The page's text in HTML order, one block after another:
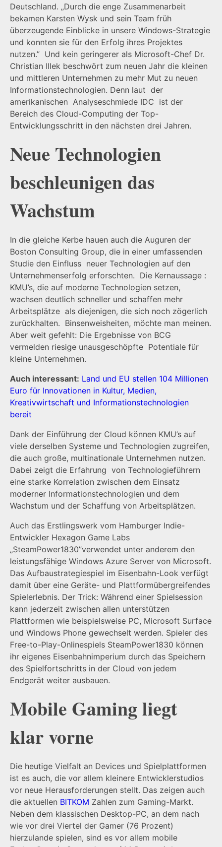
Deutschland. „Durch die enge Zusammenarbeit
bekamen Karsten Wysk und sein Team früh
überzeugende Einblicke in unsere Windows-Strategie
und konnten sie für den Erfolg ihres Projektes
nutzen.” Und kein geringerer als Microsoft-Chef Dr.
Christian Illek beschwört zum neuen Jahr die kleinen
und mittleren Unternehmen zu mehr Mut zu neuen
Informationstechnologien. Denn laut der
amerikanischen Analyseschmiede IDC ist der
Bereich des Cloud-Computing der Top-
Entwicklungsschritt in den nächsten drei Jahren.
Neue Technologien
beschleunigen das
Wachstum
In die gleiche Kerbe hauen auch die Auguren der
Boston Consulting Group, die in einer umfassenden
Studie den Einfluss neuer Technologien auf den
Unternehmenserfolg erforschten. Die Kernaussage :
KMU’s, die auf moderne Technologien setzen,
wachsen deutlich schneller und schaffen mehr
Arbeitsplätze als diejenigen, die sich noch zögerlich
zurückhalten. Binsenweisheiten, möchte man meinen.
Aber weit gefehlt: Die Ergebnisse von BCG
vermelden riesige unausgeschöpfte Potentiale für
kleine Unternehmen.
Auch interessant: Land und EU stellen 104 Millionen
Euro für Innovationen in Kultur, Medien,
Kreativwirtschaft und Informationstechnologien
bereit
Dank der Einführung der Cloud können KMU’s auf
viele derselben Systeme und Technologien zugreifen,
die auch große, multinationale Unternehmen nutzen.
Dabei zeigt die Erfahrung von Technologieführern
eine starke Korrelation zwischen dem Einsatz
moderner Informationstechnologien und dem
Wachstum und der Schaffung von Arbeitsplätzen.
Auch das Erstlingswerk vom Hamburger Indie-
Entwickler Hexagon Game Labs
„SteamPower1830”verwendet unter anderem den
leistungsfähige Windows Azure Server von Microsoft.
Das Aufbaustrategiespiel im Eisenbahn-Look verfügt
damit über eine Geräte- und Plattformübergreifendes
Spielerlebnis. Der Trick: Während einer Spielsession
kann jederzeit zwischen allen unterstützen
Plattformen wie beispielsweise PC, Microsoft Surface
und Windows Phone gewechselt werden. Spieler des
Free-to-Play-Onlinespiels SteamPower1830 können
ihr eigenes Eisenbahnimperium durch das Speichern
des Spielfortschritts in der Cloud von jedem
Endgerät weiter ausbauen.
Mobile Gaming liegt
klar vorne
Die heutige Vielfalt an Devices und Spielplattformen
ist es auch, die vor allem kleinere Entwicklerstudios
vor neue Herausforderungen stellt. Das zeigen auch
die aktuellen BITKOM Zahlen zum Gaming-Markt.
Neben dem klassischen Desktop-PC, an dem nach
wie vor drei Viertel der Gamer (76 Prozent)
hierzulande spielen, sind es vor allem mobile